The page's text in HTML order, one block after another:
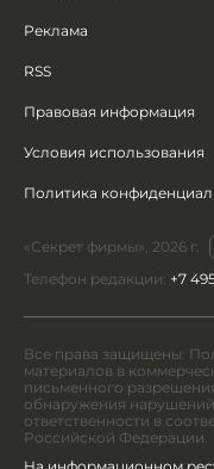
Реклама
RSS
Правовая информация
Условия использования
Политика
«Секрет фирмы», 2026 г.
Телефон редакции: +7
Все права защищены.
материалов в
письменного
обнаружения
ответственности в
Российской Федерации.